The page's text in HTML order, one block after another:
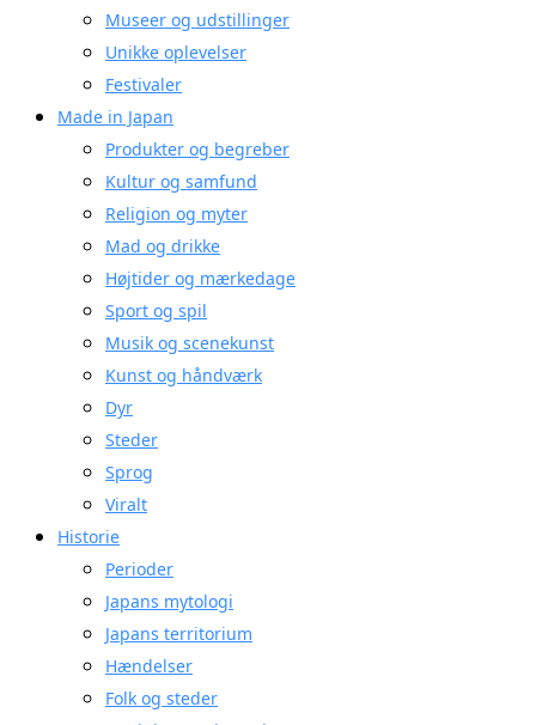
Museer og udstillinger
Unikke oplevelser
Festivaler
Made in Japan
Produkter og begreber
Kultur og samfund
Religion og myter
Mad og drikke
Højtider og mærkedage
Sport og spil
Musik og scenekunst
Kunst og håndværk
Dyr
Steder
Sprog
Viralt
Historie
Perioder
Japans mytologi
Japans territorium
Hændelser
Folk og steder